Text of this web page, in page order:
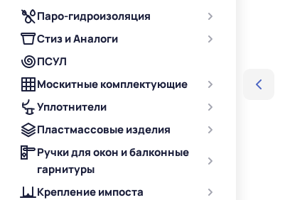
Паро-гидроизоляция
Стиз и Аналоги
ПСУЛ
Москитные комплектующие
Уплотнители
Пластмассовые изделия
Ручки для окон и балконные
гарнитуры
Крепление импоста